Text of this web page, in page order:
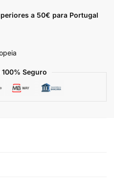
a 50€ para Portugal
Seguro